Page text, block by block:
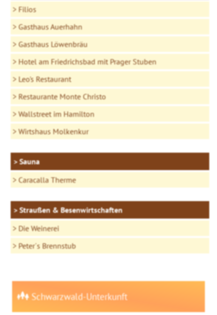
Filios
Gasthaus Auerhahn
Gasthaus Löwenbräu
Hotel am Friedrichsbad mit Prager Stuben
Leo's Restaurant
Restaurante Monte Christo
Wallstreet im Hamilton
Wirtshaus Molkenkur
Sauna
Caracalla Therme
Straußen & Besenwirtschaften
Die Weinerei
Peter´s Brennstub
Schwarzwald-Unterkunft